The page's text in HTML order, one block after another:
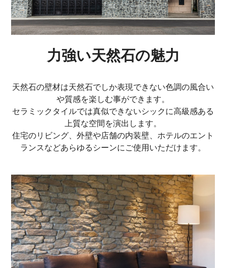
力強い天然石の魅力
天然石の壁材は天然石でしか表現できない色調の風合い
や質感を楽しむ事ができます。
セラミックタイルでは真似できないシックに高級感ある
上質な空間を演出します。
住宅のリビング、外壁や店舗の内装壁、ホテルのエント
ランスなどあらゆるシーンにご使用いただけます。